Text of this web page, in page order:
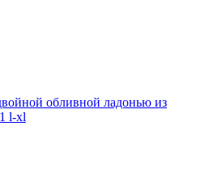
обливной ладонью из
l-xl